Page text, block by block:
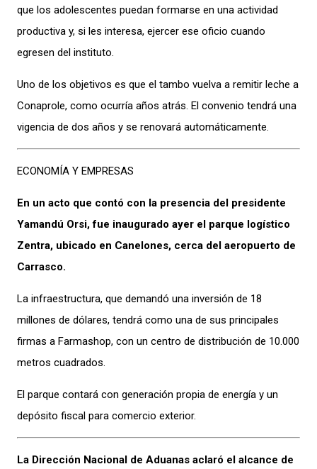
que los adolescentes puedan formarse en una actividad
productiva y, si les interesa, ejercer ese oficio cuando
egresen del instituto.
Uno de los objetivos es que el tambo vuelva a remitir leche a
Conaprole, como ocurría años atrás. El convenio tendrá una
vigencia de dos años y se renovará automáticamente.
ECONOMÍA Y EMPRESAS
En un acto que contó con la presencia del presidente
Yamandú Orsi, fue inaugurado ayer el parque logístico
Zentra, ubicado en Canelones, cerca del aeropuerto de
Carrasco.
La infraestructura, que demandó una inversión de 18
millones de dólares, tendrá como una de sus principales
firmas a Farmashop, con un centro de distribución de 10.000
metros cuadrados.
El parque contará con generación propia de energía y un
depósito fiscal para comercio exterior.
La Dirección Nacional de Aduanas aclaró el alcance de